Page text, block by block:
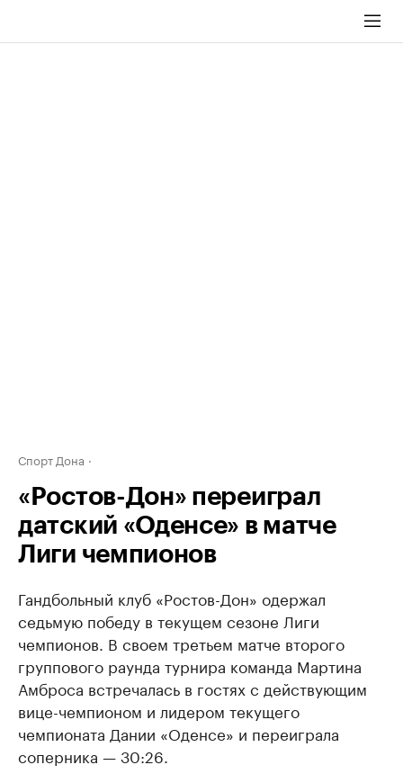
Спорт Дона
«Ростов-Дон» переиграл
датский «Оденсе» в матче
Лиги чемпионов
Гандбольный клуб «Ростов-Дон» одержал
седьмую победу в текущем сезоне Лиги
чемпионов. В своем третьем матче второго
группового раунда турнира команда Мартина
Амброса встречалась в гостях с действующим
вице-чемпионом и лидером текущего
чемпионата Дании «Оденсе» и переиграла
соперника — 30:26.